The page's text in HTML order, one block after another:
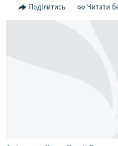
Перейти
до
ПОГЛЯДПоділитись Читати